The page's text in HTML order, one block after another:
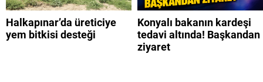
Halkapınar’da üreticiye
yem bitkisi desteği
Konyalı bakanın kardeşi
tedavi altında! Başkandan
ziyaret